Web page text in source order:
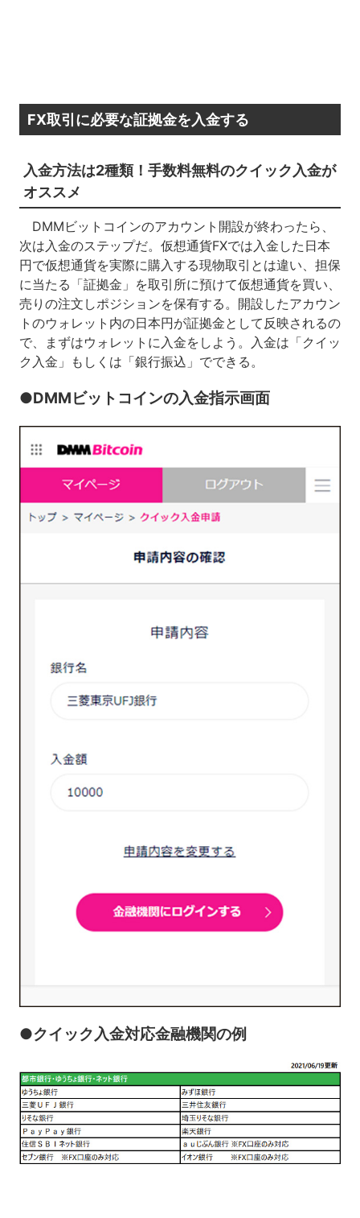
FX取引に必要な証拠金を入金する
入金方法は2種類！手数料無料のクイック入金が
オススメ
DMMビットコインのアカウント開設が終わったら、
次は入金のステップだ。仮想通貨FXでは入金した日本
円で仮想通貨を実際に購入する現物取引とは違い、担保
に当たる「証拠金」を取引所に預けて仮想通貨を買い、
売りの注文しポジションを保有する。開設したアカウン
トのウォレット内の日本円が証拠金として反映されるの
で、まずはウォレットに入金をしよう。入金は「クイッ
ク入金」もしくは「銀行振込」でできる。
●DMMビットコインの入金指示画面
●クイック入金対応金融機関の例